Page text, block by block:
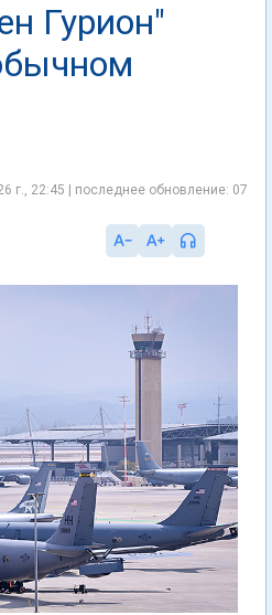
Гурион"
г., 22:45 | последнее обновление: 07